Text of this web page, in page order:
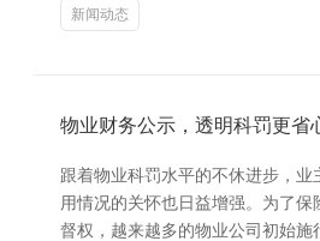
新闻动态
物业财务公示，透明科罚更省
跟着物业科罚水平的不休进步，业
用情况的关怀也日益增强。为了保
督权，越来越多的物业公司初始施